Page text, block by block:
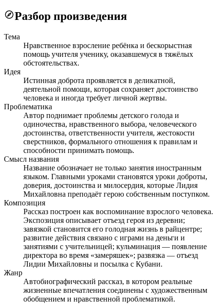
Разбор произведения
Тема
Нравственное взросление ребёнка и бескорыстная
помощь учителя ученику, оказавшемуся в тяжёлых
обстоятельствах.
Идея
Истинная доброта проявляется в деликатной,
деятельной помощи, которая сохраняет достоинство
человека и иногда требует личной жертвы.
Проблематика
Автор поднимает проблемы детского голода и
одиночества, нравственного выбора, человеческого
достоинства, ответственности учителя, жестокости
сверстников, формального отношения к правилам и
способности принимать помощь.
Смысл названия
Название обозначает не только занятия иностранным
языком. Главными уроками становятся уроки доброты,
доверия, достоинства и милосердия, которые Лидия
Михайловна преподаёт герою собственным поступком.
Композиция
Рассказ построен как воспоминание взрослого человека.
Экспозиция описывает отъезд героя из деревни;
завязкой становится его голодная жизнь в райцентре;
развитие действия связано с играми на деньги и
занятиями с учительницей; кульминация — появление
директора во время «замеряшек»; развязка — отъезд
Лидии Михайловны и посылка с Кубани.
Жанр
Автобиографический рассказ, в котором реальные
жизненные впечатления соединены с художественным
обобщением и нравственной проблематикой.